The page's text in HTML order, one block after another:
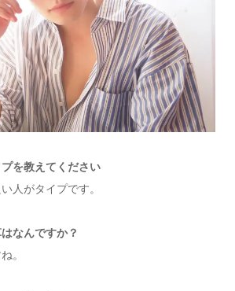
を教えてください
人がタイプです。
なんですか？
。